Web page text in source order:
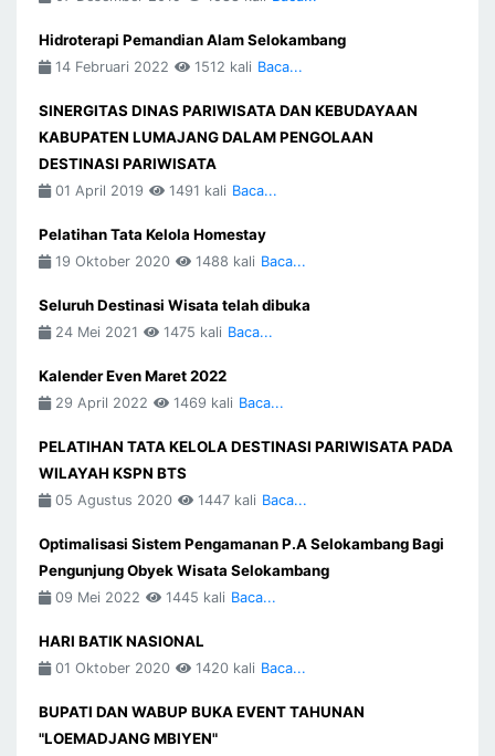
Hidroterapi Pemandian Alam Selokambang
14 Februari 2022 1512 kali Baca...
SINERGITAS DINAS PARIWISATA DAN KEBUDAYAAN
KABUPATEN LUMAJANG DALAM PENGOLAAN
DESTINASI PARIWISATA
01 April 2019 1491 kali Baca...
Pelatihan Tata Kelola Homestay
19 Oktober 2020 1488 kali Baca...
Seluruh Destinasi Wisata telah dibuka
24 Mei 2021 1475 kali Baca...
Kalender Even Maret 2022
29 April 2022 1469 kali Baca...
PELATIHAN TATA KELOLA DESTINASI PARIWISATA PADA
WILAYAH KSPN BTS
05 Agustus 2020 1447 kali Baca...
Optimalisasi Sistem Pengamanan P.A Selokambang Bagi
Pengunjung Obyek Wisata Selokambang
09 Mei 2022 1445 kali Baca...
HARI BATIK NASIONAL
01 Oktober 2020 1420 kali Baca...
BUPATI DAN WABUP BUKA EVENT TAHUNAN
"LOEMADJANG MBIYEN"